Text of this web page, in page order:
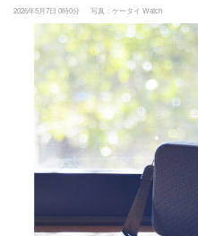
2026年5月7日 0時0分 写真：ケータイ Watch